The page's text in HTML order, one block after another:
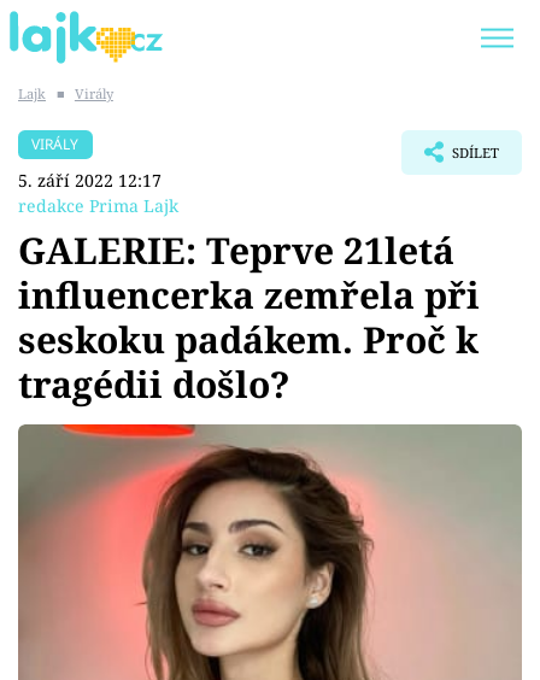
SHOPAHOLICADEL
Témata
Showbyznys
Youtubeři
Virály
Sex a vztahy
Sledujte prima+
Lajk ■ Virály
VIRÁLY
5. září 2022 12:17
redakce Prima Lajk
SDÍLET
GALERIE: Teprve 21letá
influencerka zemřela při
seskoku padákem. Proč k
tragédii došlo?